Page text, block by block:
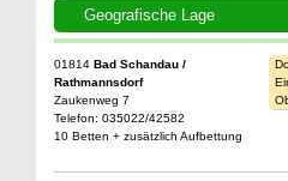
Geografische Lage
01814 Bad Schandau /
Rathmannsdorf
Zaukenweg 7
Telefon: 035022/42582
10 Betten + zusätzlich Aufbettung